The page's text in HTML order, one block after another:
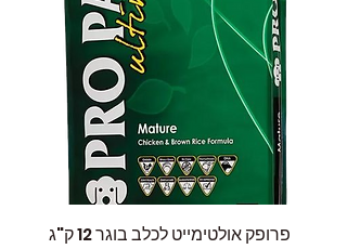
פרופק אולטימייט לכלב בוגר 12 ק"ג